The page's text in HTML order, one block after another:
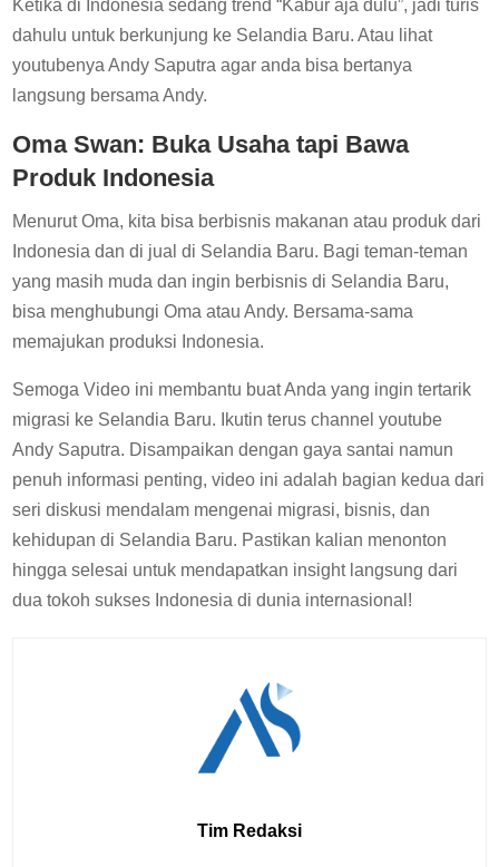
Ketika di Indonesia sedang trend “Kabur aja dulu”, jadi turis
dahulu untuk berkunjung ke Selandia Baru. Atau lihat
youtubenya Andy Saputra agar anda bisa bertanya
langsung bersama Andy.
Oma Swan: Buka Usaha tapi Bawa
Produk Indonesia
Menurut Oma, kita bisa berbisnis makanan atau produk dari
Indonesia dan di jual di Selandia Baru. Bagi teman-teman
yang masih muda dan ingin berbisnis di Selandia Baru,
bisa menghubungi Oma atau Andy. Bersama-sama
memajukan produksi Indonesia.
Semoga Video ini membantu buat Anda yang ingin tertarik
migrasi ke Selandia Baru. Ikutin terus channel youtube
Andy Saputra. Disampaikan dengan gaya santai namun
penuh informasi penting, video ini adalah bagian kedua dari
seri diskusi mendalam mengenai migrasi, bisnis, dan
kehidupan di Selandia Baru. Pastikan kalian menonton
hingga selesai untuk mendapatkan insight langsung dari
dua tokoh sukses Indonesia di dunia internasional!
Tim Redaksi